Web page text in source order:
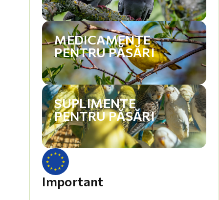
MEDICAMENTE
PENTRU PĂSĂRI
SUPLIMENTE
PENTRU PĂSĂRI
Important